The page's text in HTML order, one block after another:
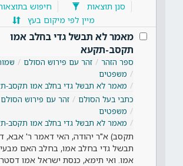
סנן תוצאות
חיפוש
מיין לפי מיקום בעץ
מאמר לא תבשל גדי בחלב אמו
תקסב-תקעא
ספר הזהר זהר עם פירוש הסולם
משפטים
מאמר לא תבשל גדי בחלב אמו תקסב-
כתבי בעל הסולם
זהר עם פירוש הסולם
משפטים
מאמר לא תבשל גדי בחלב אמו תקסב-
תקסב) א"ר יהודה, האי דאמר ר' אבא,
תבשל גדי בחלב אמו, בחלב האם
אמו. ואי תימא, כנסת ישראל אמו